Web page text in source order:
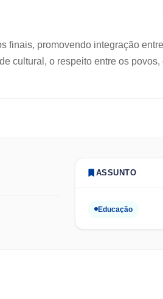
finais, promovendo integração
cultural, o respeito entre os povos,
ASSUNTO
Educação